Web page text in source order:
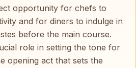
opportunity for chefs to
and for diners to indulge in
before the main course.
role in setting the tone for
opening act that sets the